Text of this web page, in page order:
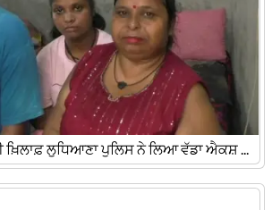
ਖ਼ਿਲਾਫ਼ ਲੁਧਿਆਣਾ ਪੁਲਿਸ ਨੇ ਲਿਆ ਵੱਡਾ ਐਕਸ਼ ...